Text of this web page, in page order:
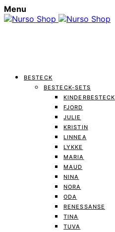
Menu
BESTECK
BESTECK-SETS
KINDERBESTECK
FJORD
JULIE
KRISTIN
LINNEA
LYKKE
MARIA
MAUD
NINA
NORA
ODA
RENESSANSE
TINA
TUVA